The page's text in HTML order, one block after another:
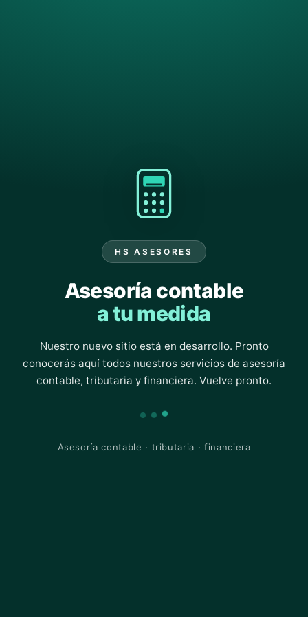
HS ASESORES
Asesoría contable
a tu medida
Nuestro nuevo sitio está en desarrollo. Pronto
conocerás aquí todos nuestros servicios de asesoría
contable, tributaria y financiera. Vuelve pronto.
Asesoría contable · tributaria · financiera